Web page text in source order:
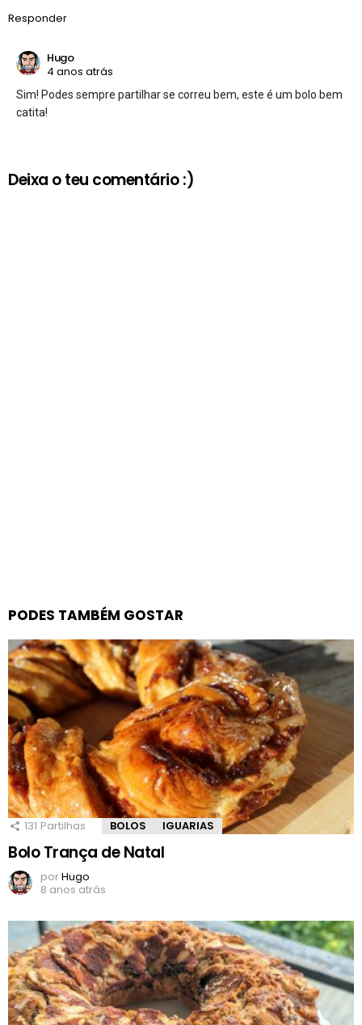
Responder
Hugo
4 anos atrás
Sim! Podes sempre partilhar se correu bem, este é um bolo bem
catita!
Deixa o teu comentário :)
PODES TAMBÉM GOSTAR
131 Partilhas BOLOS IGUARIAS
Bolo Trança de Natal
porHugo
8 anos atrás